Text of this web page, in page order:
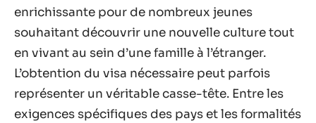
enrichissante pour de nombreux jeunes
souhaitant découvrir une nouvelle culture tout
en vivant au sein d’une famille à l’étranger.
L’obtention du visa nécessaire peut parfois
représenter un véritable casse-tête. Entre les
exigences spécifiques des pays et les formalités